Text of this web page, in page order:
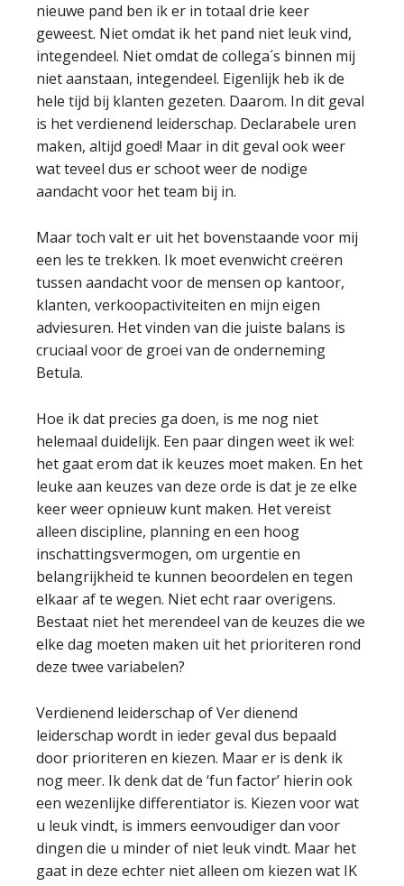
nieuwe pand ben ik er in totaal drie keer
geweest. Niet omdat ik het pand niet leuk vind,
integendeel. Niet omdat de collega´s binnen mij
niet aanstaan, integendeel. Eigenlijk heb ik de
hele tijd bij klanten gezeten. Daarom. In dit geval
is het verdienend leiderschap. Declarabele uren
maken, altijd goed! Maar in dit geval ook weer
wat teveel dus er schoot weer de nodige
aandacht voor het team bij in.
Maar toch valt er uit het bovenstaande voor mij
een les te trekken. Ik moet evenwicht creëren
tussen aandacht voor de mensen op kantoor,
klanten, verkoopactiviteiten en mijn eigen
adviesuren. Het vinden van die juiste balans is
cruciaal voor de groei van de onderneming
Betula.
Hoe ik dat precies ga doen, is me nog niet
helemaal duidelijk. Een paar dingen weet ik wel:
het gaat erom dat ik keuzes moet maken. En het
leuke aan keuzes van deze orde is dat je ze elke
keer weer opnieuw kunt maken. Het vereist
alleen discipline, planning en een hoog
inschattingsvermogen, om urgentie en
belangrijkheid te kunnen beoordelen en tegen
elkaar af te wegen. Niet echt raar overigens.
Bestaat niet het merendeel van de keuzes die we
elke dag moeten maken uit het prioriteren rond
deze twee variabelen?
Verdienend leiderschap of Ver dienend
leiderschap wordt in ieder geval dus bepaald
door prioriteren en kiezen. Maar er is denk ik
nog meer. Ik denk dat de ‘fun factor’ hierin ook
een wezenlijke differentiator is. Kiezen voor wat
u leuk vindt, is immers eenvoudiger dan voor
dingen die u minder of niet leuk vindt. Maar het
gaat in deze echter niet alleen om kiezen wat IK